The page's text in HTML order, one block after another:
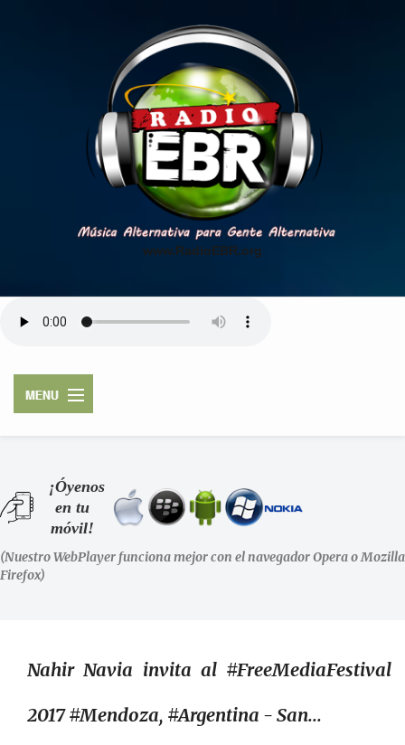
www.RadioEBR.org
SHOWS
LA RADIO
STAFF
EVENTOS
¡Óyenos
en tu
móvil!
(Nuestro WebPlayer funciona mejor con el navegador Opera o Mozilla
Firefox)
Nahir Navia invita al #FreeMediaFestival
2017 #Mendoza, #Argentina - San...